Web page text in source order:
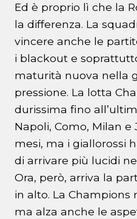
Ed è proprio lì che la
la differenza. La
vincere anche le
i blackout e
maturità nuova nella
pressione. La lotta
durissima fino
Napoli, Como, Milan
mesi, ma i giallorossi
di arrivare più lucidi
Ora, però, arriva la
in alto. La Champions
ma alza anche le